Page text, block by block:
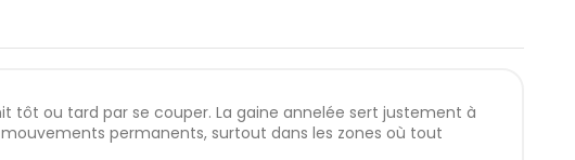
tôt ou tard par se couper. La gaine annelée sert justement à
permanents, surtout dans les zones où tout